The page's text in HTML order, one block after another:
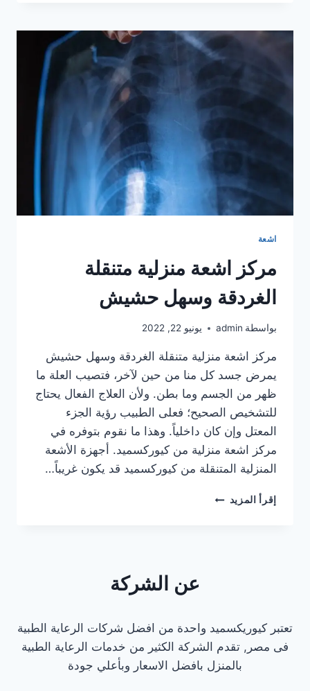
الشمالي
خدمة
بالساحل
الشمالى
اشعة
مركز اشعة منزلية متنقلة
الغردقة وسهل حشيش
بواسطة admin يونيو 22, 2022
مركز اشعة منزلية متنقلة الغردقة وسهل حشيش
يمرض جسد كل منا من حين لآخر، فتصيب العلة ما
ظهر من الجسم وما بطن. ولأن العلاج الفعال يحتاج
للتشخيص الصحيح؛ فعلى الطبيب رؤية الجزء
المعتل وإن كان داخلياً. وهذا ما نقوم بتوفره في
مركز اشعة منزلية من كيوركسميد. أجهزة الأشعة
المنزلية المتنقلة من كيوركسميد قد يكون غريباً…
إقرأ المزيد مركز
حشيشعن الشركة
تعتبر كيوريكسميد واحدة من افضل شركات الرعاية الطبية
فى مصر, تقدم الشركة الكثير من خدمات الرعاية الطبية
بالمنزل بافضل الاسعار وبأعلي جودة